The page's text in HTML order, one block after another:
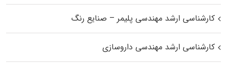
کارشناسی ارشد مهندسی پلیمر – صنایع رنگ
کارشناسی ارشد مهندسی داروسازی